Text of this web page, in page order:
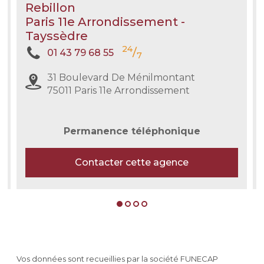
Rebillon
Paris 11e Arrondissement -
Tayssèdre
01 43 79 68 55 24/7
31 Boulevard De Ménilmontant
75011 Paris 11e Arrondissement
Permanence téléphonique
Contacter cette agence
Vos données sont recueillies par la société FUNECAP